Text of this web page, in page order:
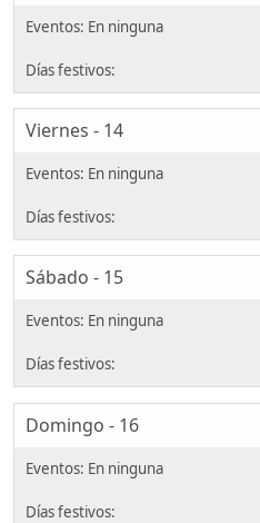
Viernes - 14
Sábado - 15
Domingo - 16